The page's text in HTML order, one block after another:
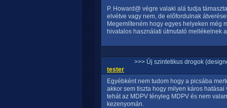
P. Howard@ végre valaki alá tudja
elvétve vagy nem, de előfordulnak
Megemlíteném hogy egyes helyeken még
hivatalos használati útmutató mellékelnek
>>> Új szintetikus drogok
tester
Egyébként nem tudom hogy a picsába
akkor sem tiszta hogy milyen káros
tehát az MDPV tényleg MDPV és nem
kezenyomán.